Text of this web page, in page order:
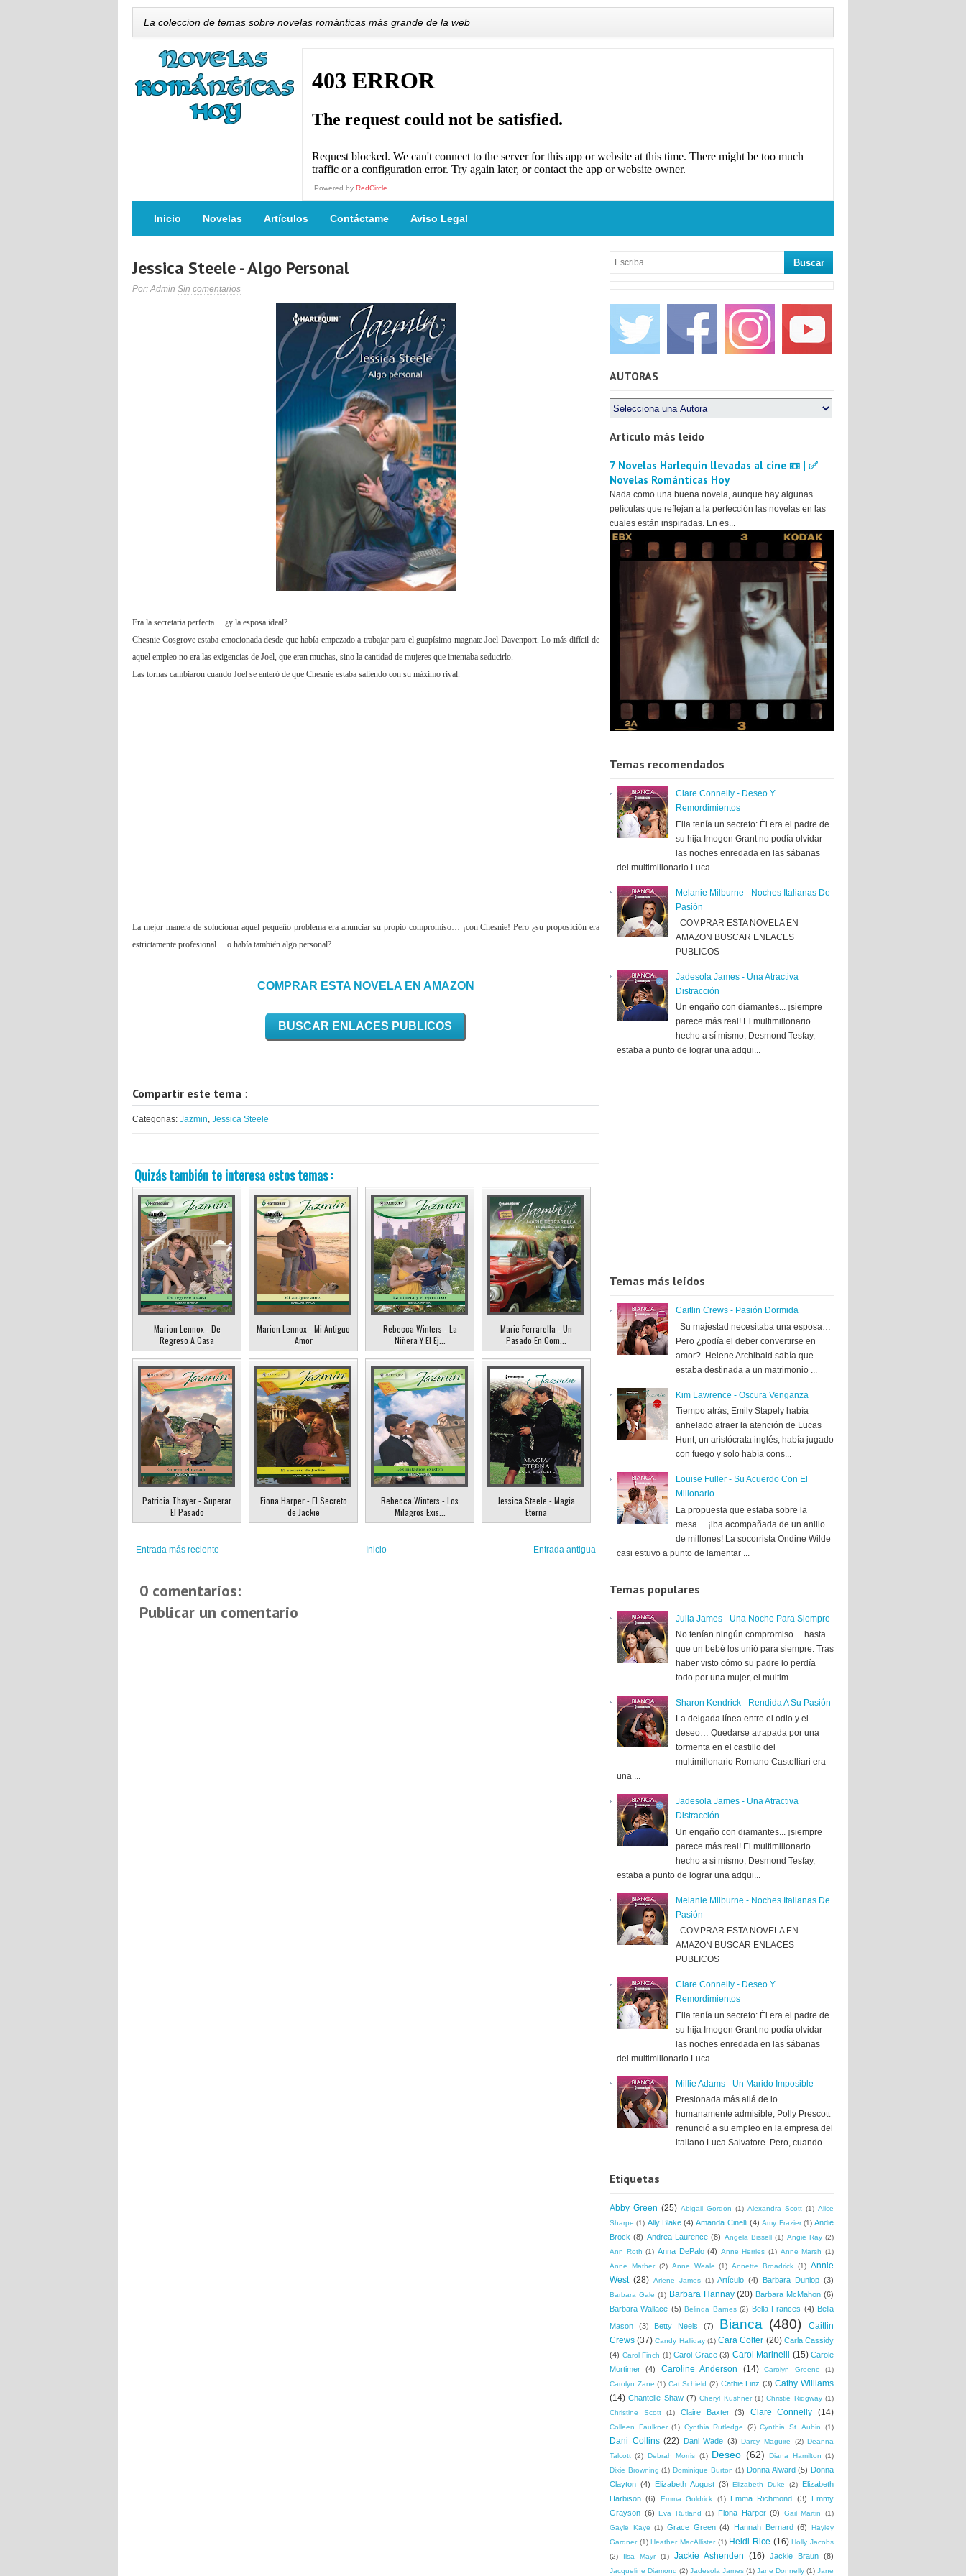
La coleccion de temas sobre novelas románticas más grande de la web
Powered by RedCircle
Inicio Novelas Artículos Contáctame Aviso Legal
Jessica Steele - Algo Personal
Por: Admin Sin comentarios
Era la secretaria perfecta… ¿y la esposa ideal?
Chesnie Cosgrove estaba emocionada desde que había empezado a trabajar para el guapísimo magnate Joel Davenport. Lo más difícil de
aquel empleo no era las exigencias de Joel, que eran muchas, sino la cantidad de mujeres que intentaba seducirlo.
Las tornas cambiaron cuando Joel se enteró de que Chesnie estaba saliendo con su máximo rival.
La mejor manera de solucionar aquel pequeño problema era anunciar su propio compromiso… ¡con Chesnie! Pero ¿su proposición era
estrictamente profesional… o había también algo personal?
COMPRAR ESTA NOVELA EN AMAZON
BUSCAR ENLACES PUBLICOS
Compartir este tema :
Categorias: Jazmin, Jessica Steele
Quizás también te interesa estos temas :
Marion Lennox - De
Regreso A Casa
Marion Lennox - Mi Antiguo
Amor
Rebecca Winters - La
Niñera Y El Ej...
Marie Ferrarella - Un
Pasado En Com...
Patricia Thayer - Superar
El Pasado
Fiona Harper - El Secreto
de Jackie
Rebecca Winters - Los
Milagros Exis...
Jessica Steele - Magia
Eterna
Entrada más reciente Entrada antigua
Inicio
0 comentarios:
Publicar un comentario
AUTORAS
Articulo más leido
7 Novelas Harlequin llevadas al cine 📼 | ✅
Novelas Románticas Hoy
Nada como una buena novela, aunque hay algunas
películas que reflejan a la perfección las novelas en las
cuales están inspiradas. En es...
Temas recomendados
Clare Connelly - Deseo Y
Remordimientos
Ella tenía un secreto: Él era el padre de
su hija Imogen Grant no podía olvidar
las noches enredada en las sábanas
del multimillonario Luca ...
Melanie Milburne - Noches Italianas De
Pasión
COMPRAR ESTA NOVELA EN
AMAZON BUSCAR ENLACES
PUBLICOS
Jadesola James - Una Atractiva
Distracción
Un engaño con diamantes... ¡siempre
parece más real! El multimillonario
hecho a sí mismo, Desmond Tesfay,
estaba a punto de lograr una adqui...
Temas más leídos
Caitlin Crews - Pasión Dormida
Su majestad necesitaba una esposa…
Pero ¿podía el deber convertirse en
amor?. Helene Archibald sabía que
estaba destinada a un matrimonio ...
Kim Lawrence - Oscura Venganza
Tiempo atrás, Emily Stapely había
anhelado atraer la atención de Lucas
Hunt, un aristócrata inglés; había jugado
con fuego y solo había cons...
Louise Fuller - Su Acuerdo Con El
Millonario
La propuesta que estaba sobre la
mesa… ¡iba acompañada de un anillo
de millones! La socorrista Ondine Wilde
casi estuvo a punto de lamentar ...
Temas populares
Julia James - Una Noche Para Siempre
No tenían ningún compromiso… hasta
que un bebé los unió para siempre. Tras
haber visto cómo su padre lo perdía
todo por una mujer, el multim...
Sharon Kendrick - Rendida A Su Pasión
La delgada línea entre el odio y el
deseo… Quedarse atrapada por una
tormenta en el castillo del
multimillonario Romano Castelliari era
una ...
Jadesola James - Una Atractiva
Distracción
Un engaño con diamantes... ¡siempre
parece más real! El multimillonario
hecho a sí mismo, Desmond Tesfay,
estaba a punto de lograr una adqui...
Melanie Milburne - Noches Italianas De
Pasión
COMPRAR ESTA NOVELA EN
AMAZON BUSCAR ENLACES
PUBLICOS
Clare Connelly - Deseo Y
Remordimientos
Ella tenía un secreto: Él era el padre de
su hija Imogen Grant no podía olvidar
las noches enredada en las sábanas
del multimillonario Luca ...
Millie Adams - Un Marido Imposible
Presionada más allá de lo
humanamente admisible, Polly Prescott
renunció a su empleo en la empresa del
italiano Luca Salvatore. Pero, cuando...
Etiquetas
Abby Green (25) Abigail Gordon (1) Alexandra Scott (1) Alice
Sharpe (1) Ally Blake (4) Amanda Cinelli (4) Amy Frazier (1) Andie
Brock (8) Andrea Laurence (8) Angela Bissell (1) Angie Ray (2)
Ann Roth (1) Anna DePalo (4) Anne Herries (1) Anne Marsh (1)
Anne Mather (2) Anne Weale (1) Annette Broadrick (1) Annie
West (28) Arlene James (1) Artículo (4) Barbara Dunlop (3)
Barbara Gale (1) Barbara Hannay (20) Barbara McMahon (6)
Barbara Wallace (5) Belinda Barnes (2) Bella Frances (4) Bella
Mason
(3) Betty Neels (7) Bianca (480)
Caitlin
Crews (37) Candy Halliday (1) Cara Colter (20) Carla Cassidy
(4) Carol Finch (1) Carol Grace (3) Carol Marinelli (15) Carole
Mortimer
(4) Caroline Anderson (14) Carolyn Greene
(1)
Carolyn Zane (1) Cat Schield (2) Cathie Linz (3) Cathy Williams
(14) Chantelle Shaw (7) Cheryl Kushner (1) Christie Ridgway (1)
Christine Scott
(1) Claire Baxter (3) Clare Connelly (14)
Colleen Faulkner (1) Cynthia Rutledge (2) Cynthia St. Aubin (1)
Dani Collins (22) Dani Wade (3) Darcy Maguire (2) Deanna
Talcott (2) Debrah Morris (1) Deseo (62) Diana Hamilton (1)
Dixie Browning (1) Dominique Burton (1) Donna Alward (5) Donna
Clayton (4) Elizabeth August (3) Elizabeth Duke (2)
Elizabeth
Harbison (6) Emma Goldrick (1) Emma Richmond (3)
Emmy
Grayson (6) Eva Rutland (1) Fiona Harper (9) Gail Martin
(1)
Gayle Kaye (1) Grace Green (4) Hannah Bernard (6)
Hayley
Gardner (1) Heather MacAllister (1) Heidi Rice (16) Holly Jacobs
(2)
Ilsa Mayr (1) Jackie Ashenden (16) Jackie Braun (8)
Jacqueline Diamond (2) Jadesola James (1) Jane Donnelly (1) Jane